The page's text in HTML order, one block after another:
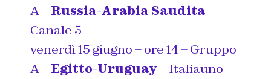
A –Russia-Arabia Saudita–
Canale 5
venerdì 15 giugno – ore 14 – Gruppo
A –Egitto-Uruguay– Italiauno